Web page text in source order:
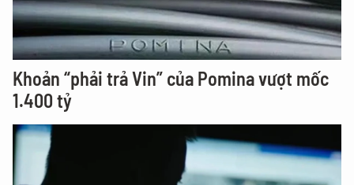
Khoản “phải trả Vin” của Pomina vượt mốc
1.400 tỷ